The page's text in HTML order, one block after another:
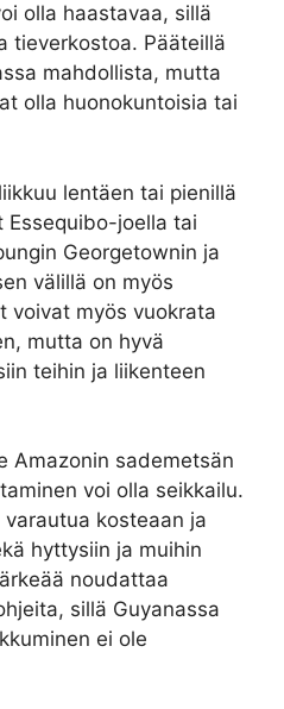
olla haastavaa, sillä
tieverkostoa. Pääteillä
mahdollista, mutta
olla huonokuntoisia tai
lentäen tai pienillä
Essequibo-joella tai
Georgetownin ja
välillä on myös
voivat myös vuokrata
mutta on hyvä
teihin ja liikenteen
Amazonin sademetsän
voi olla seikkailu.
kosteaan ja
hyttysiin ja muihin
noudattaa
sillä Guyanassa
ei ole